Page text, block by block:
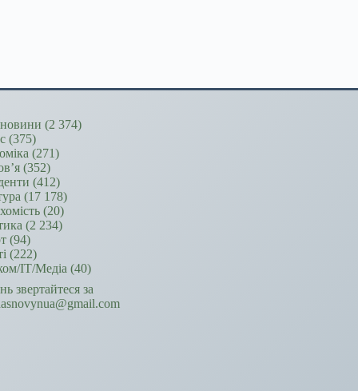
(2 374)
(375)
(271)
(352)
(412)
(17 178)
(20)
(2 234)
(94)
(222)
ІТ/Медіа (40)
звертайтеся за